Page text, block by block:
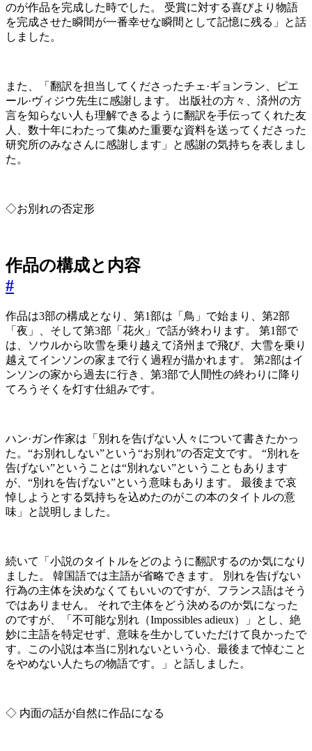
のが作品を完成した時でした。 受賞に対する喜びより物語
を完成させた瞬間が一番幸せな瞬間として記憶に残る」と話
しました。
また、「翻訳を担当してくださったチェ·ギョンラン、ピエ
ール·ヴィジウ先生に感謝します。 出版社の方々、済州の方
言を知らない人も理解できるように翻訳を手伝ってくれた友
人、数十年にわたって集めた重要な資料を送ってくださった
研究所のみなさんに感謝します」と感謝の気持ちを表しまし
た。
◇お別れの否定形
作品の構成と内容
#
作品は3部の構成となり、第1部は「鳥」で始まり、第2部
「夜」、そして第3部「花火」で話が終わります。 第1部で
は、ソウルから吹雪を乗り越えて済州まで飛び、大雪を乗り
越えてインソンの家まで行く過程が描かれます。 第2部はイ
ンソンの家から過去に行き、第3部で人間性の終わりに降り
てろうそくを灯す仕組みです。
ハン·ガン作家は「別れを告げない人々について書きたかっ
た。“お別れしない”という“お別れ”の否定文です。 “別れを
告げない”ということは“別れない”ということもあります
が、“別れを告げない”という意味もあります。 最後まで哀
悼しようとする気持ちを込めたのがこの本のタイトルの意
味」と説明しました。
続いて「小説のタイトルをどのように翻訳するのか気になり
ました。 韓国語では主語が省略できます。 別れを告げない
行為の主体を決めなくてもいいのですが、フランス語はそう
ではありません。 それで主体をどう決めるのか気になった
のですが、「不可能な別れ（Impossibles adieux）」とし、絶
妙に主語を特定せず、意味を生かしていただけて良かったで
す。この小説は本当に別れないという心、最後まで悼むこと
をやめない人たちの物語です。」と話しました。
◇ 内面の話が自然に作品になる